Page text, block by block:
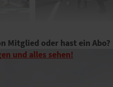
Mitglied oder hast ein Abo?
und alles sehen!